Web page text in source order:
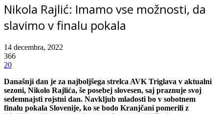
Nikola Rajlić: Imamo vse možnosti, da
slavimo v finalu pokala
14 decembra, 2022
366
20
Današnji dan je za najboljšega strelca AVK Triglava v aktualni
sezoni, Nikolo Rajlića, še posebej slovesen, saj praznuje svoj
sedemnajsti rojstni dan. Navkljub mladosti bo v sobotnem
finalu pokala Slovenije, ko se bodo Kranjčani pomerili z